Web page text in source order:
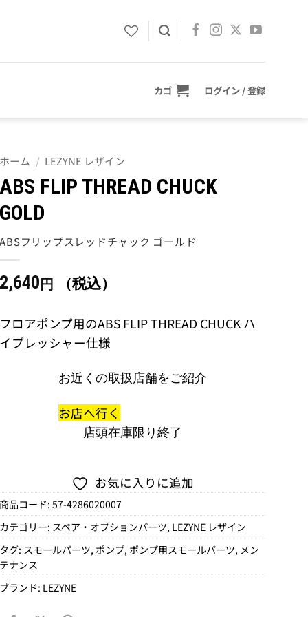
カゴ ログイン / 登録
ホーム / LEZYNE レザイン
ABS FLIP THREAD CHUCK
GOLD
ABSフリップスレッドチャック ゴールド
2,640 円 （税込）
フロアポンプ用のABS FLIP THREAD CHUCK ハ
イプレッシャー仕様
お近くの取扱店舗をご紹介
お店へ行く
店頭在庫限り終了
お気に入りに追加
商品コード:57-4286020007
カテゴリー: スペア・オプションパーツ, LEZYNE レザイン
タグ: スモールパーツ, ポンプ, ポンプ用スモールパーツ, メン
テナンス
ブランド: LEZYNE